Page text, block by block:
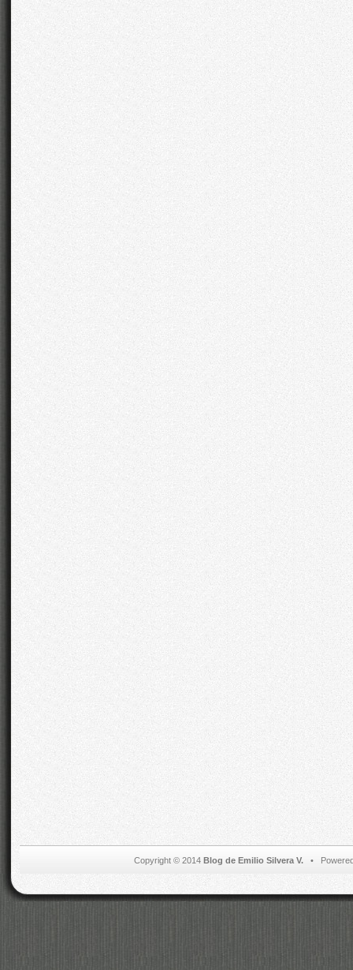
Copyright © 2014 Blog de Emilio Silvera V.•